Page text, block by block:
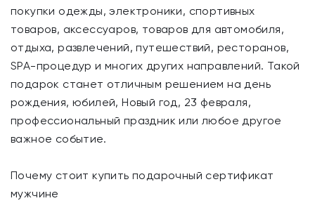
покупки одежды, электроники, спортивных
товаров, аксессуаров, товаров для автомобиля,
отдыха, развлечений, путешествий, ресторанов,
SPA-процедур и многих других направлений. Такой
подарок станет отличным решением на день
рождения, юбилей, Новый год, 23 февраля,
профессиональный праздник или любое другое
важное событие.
Почему стоит купить подарочный сертификат
мужчине